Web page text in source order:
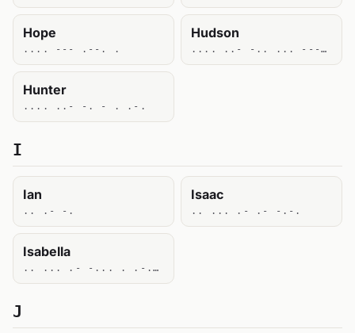
Hope
.... --- .--. .
Hudson
.... ..- -.. ... --- -.
Hunter
.... ..- -. - . .-.
I
Ian
.. .- -.
Isaac
.. ... .- .- -.-.
Isabella
.. ... .- -... . .-.. .-.. .-
J